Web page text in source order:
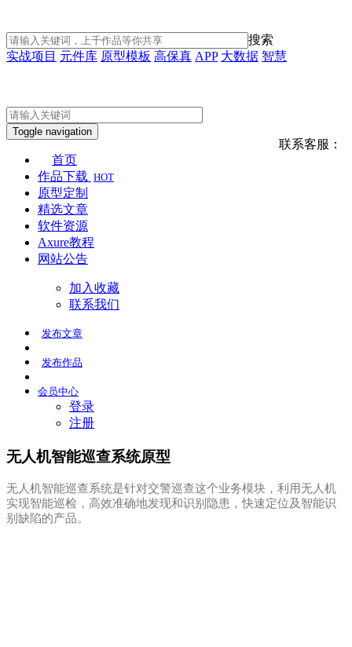
搜索
实战项目 元件库 原型模板 高保真 APP 大数据 智慧
联系客服：
Toggle navigation
首页
作品下载 HOT
原型定制
精选文章
软件资源
Axure教程
网站公告
加入收藏
联系我们
发布文章
发布作品
会员中心
登录
注册
无人机智能巡查系统原型
无人机智能巡查系统是针对交警巡查这个业务模块，利用无人机
实现智能巡检，高效准确地发现和识别隐患，快速定位及智能识
别缺陷的产品。